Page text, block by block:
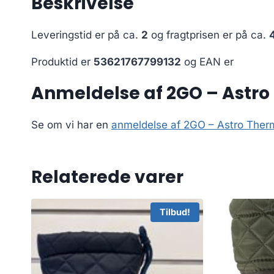
Leveringstid er på ca. 2 og fragtprisen er på ca.
Produktid er 53621767799132 og EAN er
Anmeldelse af 2GO –
Se om vi har en anmeldelse af 2GO – Astro
Relaterede varer
Tilbud!